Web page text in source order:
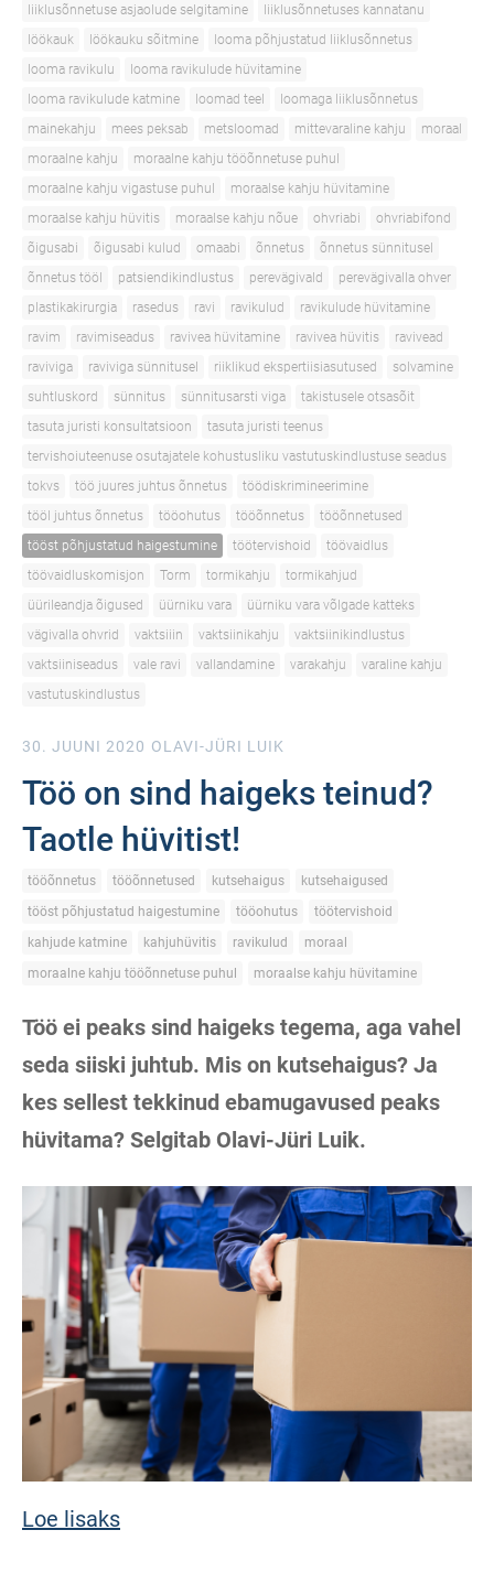
liiklusõnnetuse asjaolude selgitamine
liiklusõnnetuses kannatanu
löökauk
löökauku sõitmine
looma põhjustatud liiklusõnnetus
looma ravikulu
looma ravikulude hüvitamine
looma ravikulude katmine
loomad teel
loomaga liiklusõnnetus
mainekahju
mees peksab metsloomad mittevaraline kahju
moraal
moraalne kahju
moraalne kahju tööõnnetuse puhul
moraalne kahju vigastuse puhul
moraalse kahju hüvitamine
moraalse kahju hüvitis
moraalse kahju nõue ohvriabi
ohvriabifond
õigusabi
õigusabi kulud omaabi õnnetus
õnnetus sünnitusel
õnnetus tööl
patsiendikindlustus perevägivald
perevägivalla ohver
plastikakirurgia
rasedus ravi ravikulud
ravikulude hüvitamine
ravim
ravimiseadus ravivea hüvitamine ravivea hüvitis
ravivead
raviviga
raviviga sünnitusel riiklikud ekspertiisiasutused
solvamine
suhtluskord
sünnitus sünnitusarsti viga
takistusele otsasõit
tasuta juristi konsultatsioon
tasuta juristi teenus
tervishoiuteenuse osutajatele kohustusliku vastutuskindlustuse seadus
tokvs
töö juures juhtus õnnetus
töödiskrimineerimine
tööl juhtus õnnetus
tööohutus tööõnnetus
tööõnnetused
tööst põhjustatud haigestumine
töötervishoid
töövaidlus
töövaidluskomisjon
Torm tormikahju
tormikahjud
üürileandja õigused
üürniku vara
üürniku vara võlgade katteks
vägivalla ohvrid
vaktsiiin vaktsiinikahju
vaktsiinikindlustus
vaktsiiniseadus
vale ravi vallandamine varakahju
varaline kahju
vastutuskindlustus
30. JUUNI 2020 OLAVI-JÜRI LUIK
Töö on sind haigeks teinud?
Taotle hüvitist!
tööõnnetus tööõnnetused kutsehaigus
kutsehaigused
tööst põhjustatud haigestumine
tööohutus
töötervishoid
kahjude katmine
kahjuhüvitis ravikulud
moraal
moraalne kahju tööõnnetuse puhul
moraalse kahju hüvitamine
Töö ei peaks sind haigeks tegema, aga vahel
seda siiski juhtub. Mis on kutsehaigus? Ja
kes sellest tekkinud ebamugavused peaks
hüvitama? Selgitab Olavi-Jüri Luik.
Loe lisaks